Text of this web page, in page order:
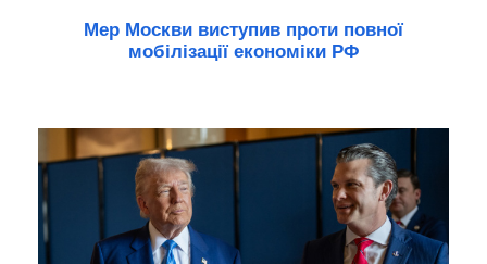
Мер Москви виступив проти повної
мобілізації економіки РФ